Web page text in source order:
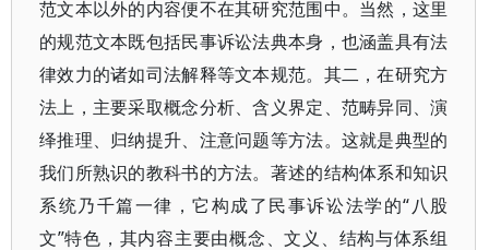
范文本以外的内容便不在其研究范围中。当然，这里
的规范文本既包括民事诉讼法典本身，也涵盖具有法
律效力的诸如司法解释等文本规范。其二，在研究方
法上，主要采取概念分析、含义界定、范畴异同、演
绎推理、归纳提升、注意问题等方法。这就是典型的
我们所熟识的教科书的方法。著述的结构体系和知识
系统乃千篇一律，它构成了民事诉讼法学的“八股
文”特色，其内容主要由概念、文义、结构与体系组